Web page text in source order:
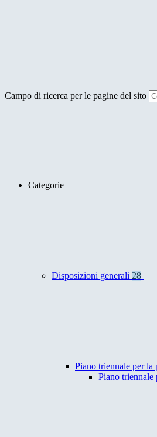
Campo di ricerca per le pagine del sito
Categorie
Disposizioni generali 28
Piano triennale per la
Piano triennale